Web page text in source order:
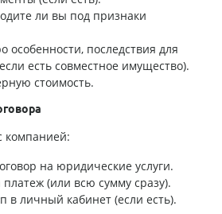
ли вы под признаки
особенности, последствия для
есть совместное имущество).
стоимость.
компанией:
на юридические услуги.
(или всю сумму сразу).
в личный кабинет (если есть).